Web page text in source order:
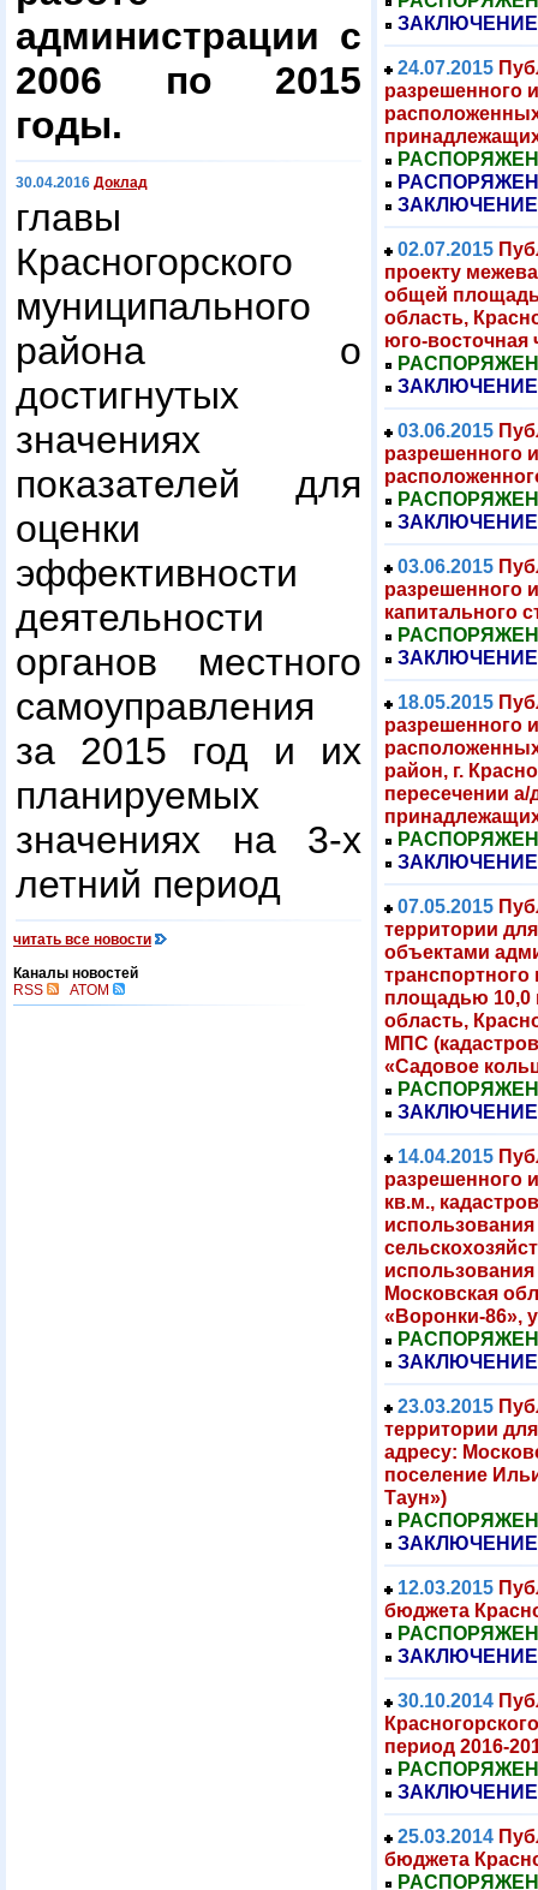
администрации с
2006 по 2015
годы.
30.04.2016 Доклад
главы
Красногорского
муниципального
района о
достигнутых
значениях
показателей для
оценки
эффективности
деятельности
органов местного
самоуправления
за 2015 год и их
планируемых
значениях на 3-х
летний период
читать все новости
Каналы новостей
RSS
ATOM
ЗАКЛЮЧЕНИЕ
24.07.2015
разрешенного
ЗАКЛЮЧЕНИЕ
02.07.2015
проекту
общей
область,
юго-восточная
ЗАКЛЮЧЕНИЕ
03.06.2015
разрешенного
ЗАКЛЮЧЕНИЕ
03.06.2015
разрешенного
капитального
ЗАКЛЮЧЕНИЕ
18.05.2015
разрешенного
район, г.
пересечении
ЗАКЛЮЧЕНИЕ
07.05.2015
территории
объектами
площадью 10,0
область,
МПС
«Садовое
ЗАКЛЮЧЕНИЕ
14.04.2015
разрешенного
кв.м.,
Московская
«Воронки-86»,
ЗАКЛЮЧЕНИЕ
23.03.2015
территории
адресу:
поселение
Таун»)
ЗАКЛЮЧЕНИЕ
12.03.2015
бюджета
ЗАКЛЮЧЕНИЕ
30.10.2014
период 2016-
ЗАКЛЮЧЕНИЕ
25.03.2014
бюджета